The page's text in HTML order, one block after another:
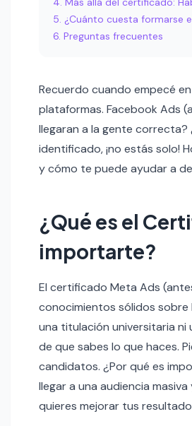
¿Cuánto cuesta formarse
Preguntas frecuentes
Recuerdo cuando empecé
plataformas. Facebook Ads
llegaran a la gente
identificado, ¡no estás solo!
y cómo te puede ayudar a
¿Qué es el
importarte?
El certificado Meta Ads
conocimientos sólidos sobre
una titulación universitaria ni
de que sabes lo que haces.
candidatos. ¿Por qué es
llegar a una audiencia
quieres mejorar tus